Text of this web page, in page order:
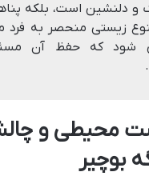
و دلنشین است، بلکه
زیستی منحصر به فرد
که حفظ آن
محیطی و
بوچیر